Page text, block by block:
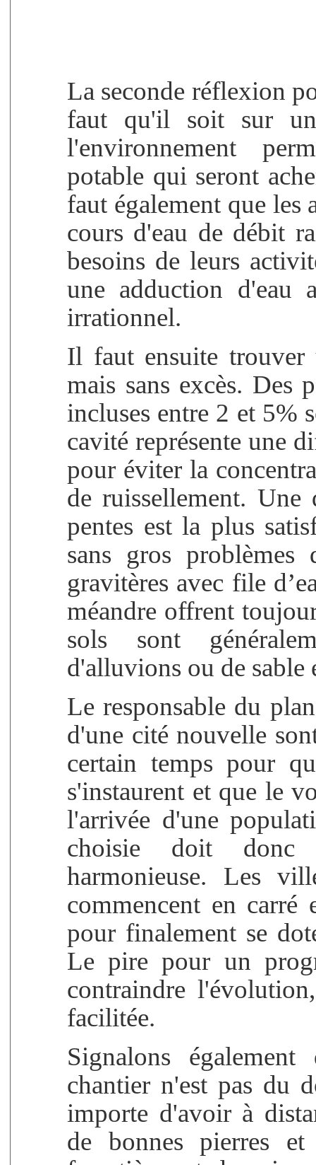
La seconde réflexion
faut qu'il soit sur
l'environnement
potable qui seront
faut également que les
cours d'eau de débit
besoins de leurs
une adduction d'eau
irrationnel.
Il faut ensuite trouver
mais sans excès. Des
incluses entre 2 et 5%
cavité représente une
pour éviter la
de ruissellement.
pentes est la plus
sans gros problèmes
gravitères avec file
méandre offrent
sols sont
d'alluvions ou de sable
Le responsable du
d'une cité nouvelle
certain temps pour
s'instaurent et que le
l'arrivée d'une
choisie doit donc
harmonieuse. Les
commencent en carré
pour finalement se
Le pire pour un
contraindre
facilitée.
Signalons
chantier n'est pas du
importe d'avoir à
de bonnes pierres